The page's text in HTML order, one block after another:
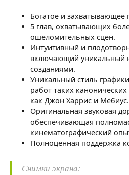
Богатое и захватывающее
5 глав, охватывающих
ошеломительных сцен.
Интуитивный и
включающий уникальный
созданиями.
Уникальный стиль
работ таких
как Джон Харрис и Мёбиус.
Оригинальная звуковая
обеспечивающая
кинематографический
Полноценная поддержка
Снимки экрана: